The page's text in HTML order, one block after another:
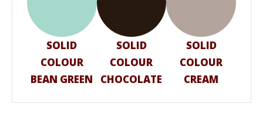
SOLID
COLOUR
BEAN GREEN
SOLID
COLOUR
CHOCOLATE
SOLID
COLOUR
CREAM